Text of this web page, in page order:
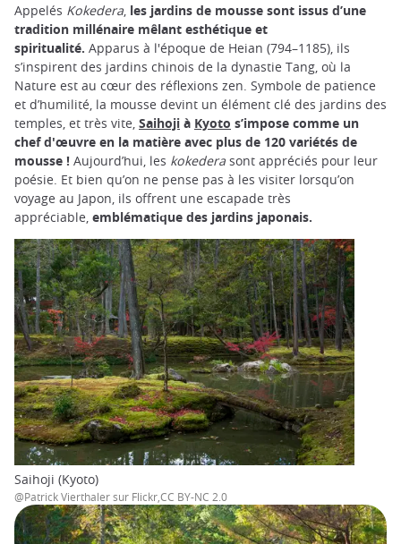
Appelés Kokedera les jardins de mousse sont issus d’une
tradition millénaire mêlant esthétique et
spiritualité. Apparus à l'époque de Heian (794–1185), ils
s’inspirent des jardins chinois de la dynastie Tang, où la
Nature est au cœur des réflexions zen. Symbole de patience
et d’humilité, la mousse devint un élément clé des jardins des
temples, et très vite, Saihoji à Kyoto s’impose comme un
chef d'œuvre en la matière avec plus de 120 variétés de
mousse ! Aujourd’hui, les kokedera sont appréciés pour leur
poésie. Et bien qu’on ne pense pas à les visiter lorsqu’on
voyage au Japon, ils offrent une escapade très
appréciable, emblématique des jardins japonais.
Saihoji (Kyoto)
@Patrick Vierthaler sur Flickr,CC BY-NC 2.0